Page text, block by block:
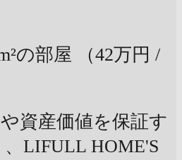
の部屋
（42万円 /
資産価値を保証す
LIFULL HOME'S